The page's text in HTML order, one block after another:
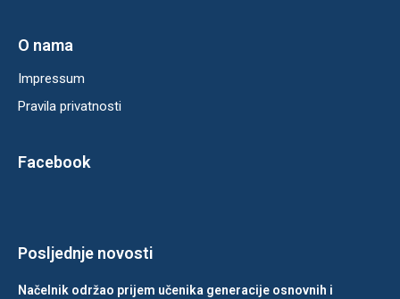
O nama
Impressum
Pravila privatnosti
Facebook
Posljednje novosti
Načelnik održao prijem učenika generacije osnovnih i